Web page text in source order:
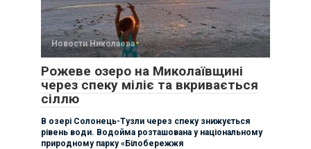
Новости Николаева
Рожеве озеро на Миколаївщині
через спеку міліє та вкривається
сіллю
В озері Солонець-Тузли через спеку знижується
рівень води. Водойма розташована у національному
природному парку «Білобережжя